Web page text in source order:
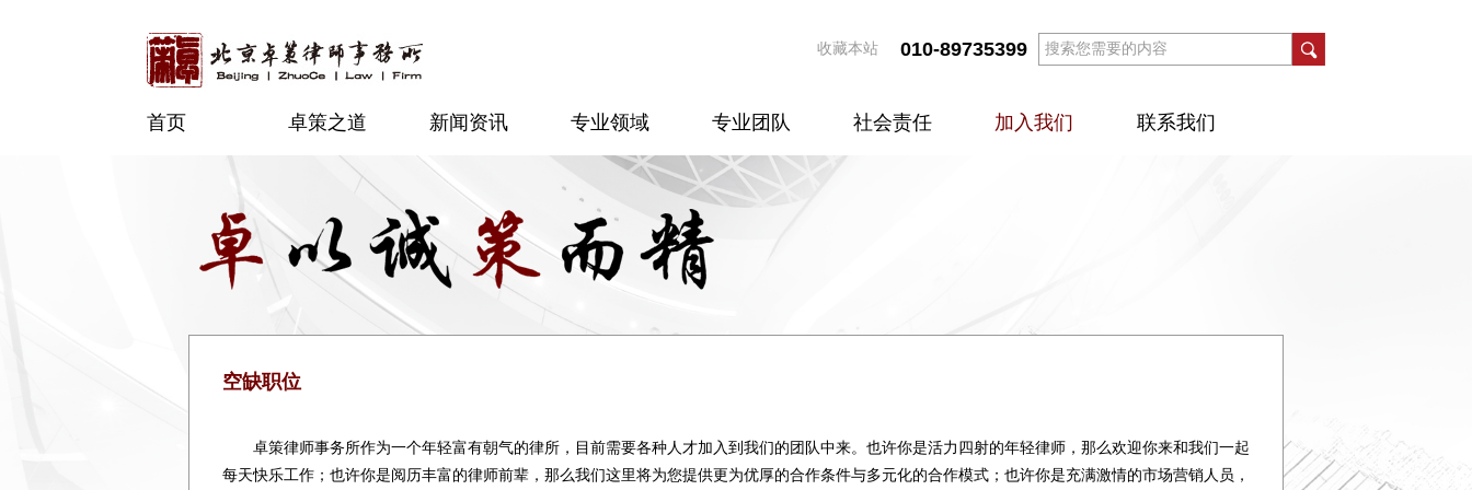
收藏本站 010-89735399
首页 卓策之道 新闻资讯 专业领域 专业团队 社会责任 加入我们 联系我们
空缺职位
卓策律师事务所作为一个年轻富有朝气的律所，目前需要各种人才加入到我们的团队中来。也许你是活力四射的年轻律师，那么欢迎你来和我们一起
每天快乐工作；也许你是阅历丰富的律师前辈，那么我们这里将为您提供更为优厚的合作条件与多元化的合作模式；也许你是充满激情的市场营销人员，